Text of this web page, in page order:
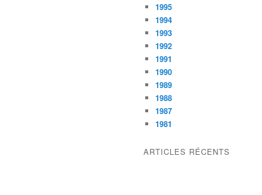
1995
1994
1993
1992
1991
1990
1989
1988
1987
1981
ARTICLES RÉCENTS